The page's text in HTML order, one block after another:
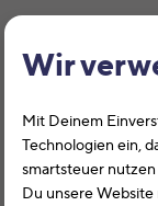
Wir
Mit Deinem
Technologien ein,
smartsteuer
Du unsere Website
Wieso ist
Beleg-